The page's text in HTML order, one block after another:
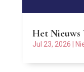
Het Nieuws
Jul 23, 2026